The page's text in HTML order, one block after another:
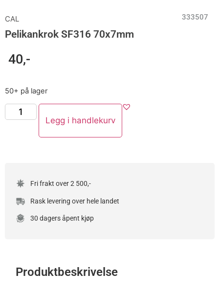
CAL 333507
Pelikankrok SF316 70x7mm
40,-
50+ på lager
Legg i handlekurv
Fri frakt over 2 500,-
Rask levering over hele landet
30 dagers åpent kjøp
Produktbeskrivelse